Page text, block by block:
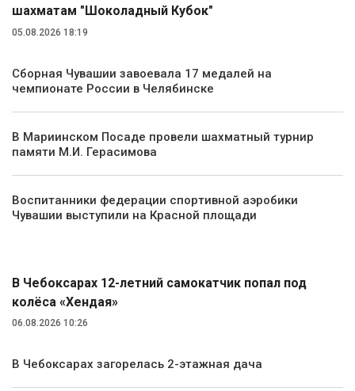
шахматам "Шоколадный Кубок"
05.08.2026 18:19
Сборная Чувашии завоевала 17 медалей на
чемпионате России в Челябинске
В Мариинском Посаде провели шахматный турнир
памяти М.И. Герасимова
Воспитанники федерации спортивной аэробики
Чувашии выступили на Красной площади
В Чебоксарах 12-летний самокатчик попал под
колёса «Хендая»
06.08.2026 10:26
В Чебоксарах загорелась 2-этажная дача